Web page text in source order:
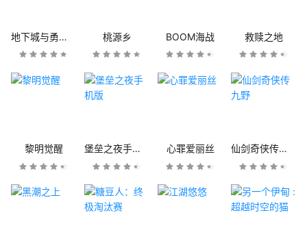
地下城与勇士M 桃源乡 BOOM海战 救赎之地
黎明觉醒 堡垒之夜手机版 心罪爱丽丝 仙剑奇侠传九野